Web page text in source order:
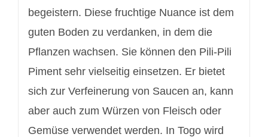
begeistern. Diese fruchtige Nuance ist dem
guten Boden zu verdanken, in dem die
Pflanzen wachsen. Sie können den Pili-Pili
Piment sehr vielseitig einsetzen. Er bietet
sich zur Verfeinerung von Saucen an, kann
aber auch zum Würzen von Fleisch oder
Gemüse verwendet werden. In Togo wird